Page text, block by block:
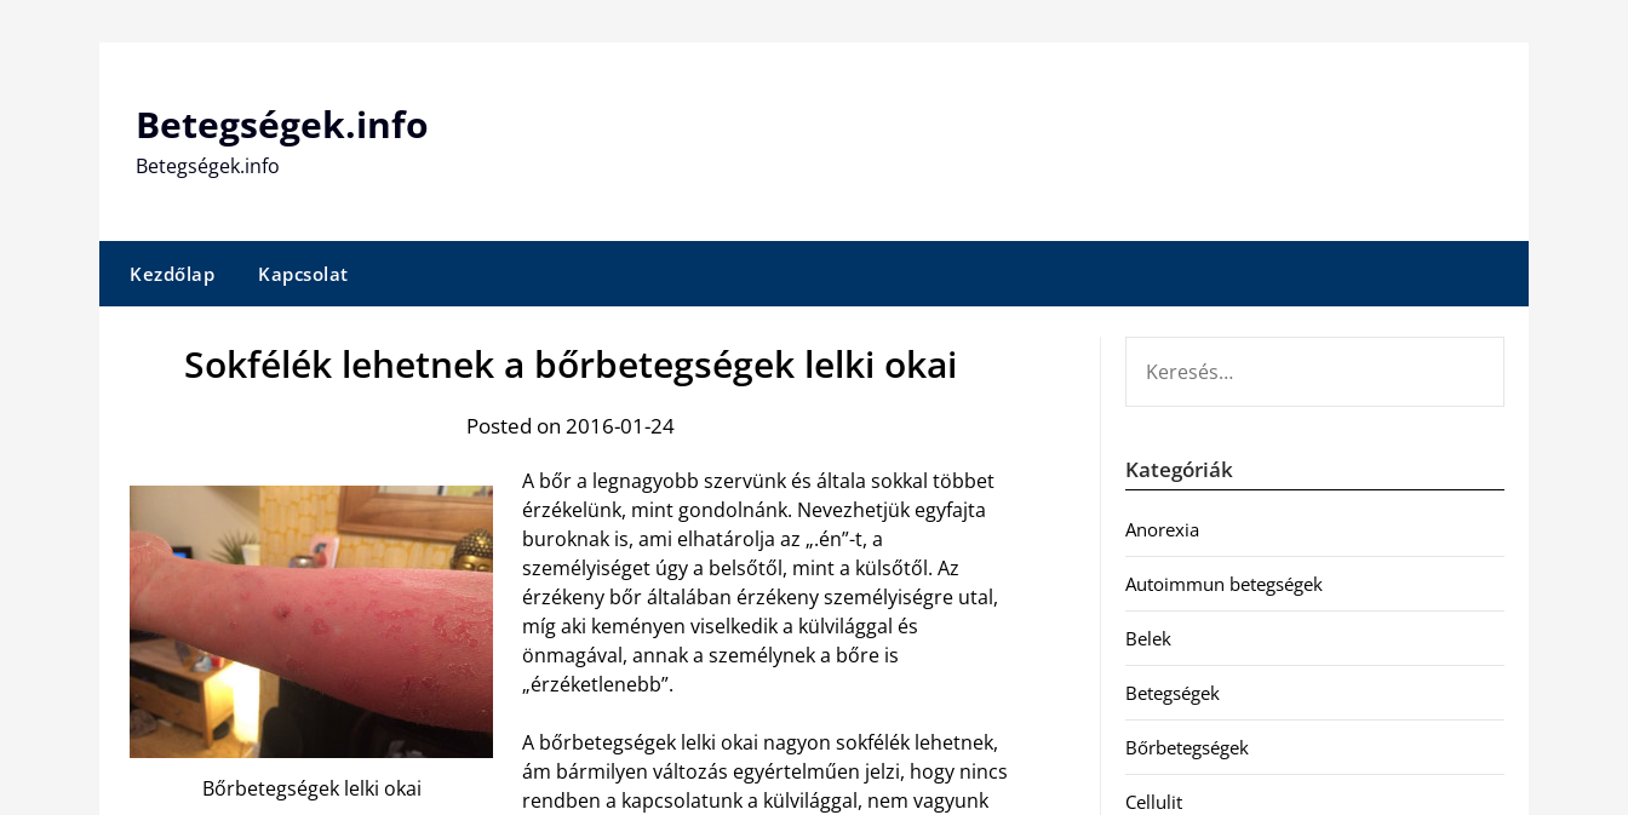
Betegségek.info
Betegségek.info
Kezdőlap Kapcsolat
Sokfélék lehetnek a bőrbetegségek lelki okai
Posted on 2016-01-24
Bőrbetegségek lelki okai
A bőr a legnagyobb szervünk és általa sokkal többet
érzékelünk, mint gondolnánk. Nevezhetjük egyfajta
buroknak is, ami elhatárolja az „.én”-t, a
személyiséget úgy a belsőtől, mint a külsőtől. Az
érzékeny bőr általában érzékeny személyiségre utal,
míg aki keményen viselkedik a külvilággal és
önmagával, annak a személynek a bőre is
„érzéketlenebb”.
A bőrbetegségek lelki okai nagyon sokfélék lehetnek,
ám bármilyen változás egyértelműen jelzi, hogy nincs
rendben a kapcsolatunk a külvilággal, nem vagyunk
Kategóriák
Anorexia
Autoimmun betegségek
Belek
Betegségek
Bőrbetegségek
Cellulit